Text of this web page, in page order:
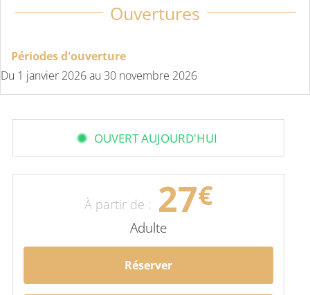
Ouvertures
Périodes d'ouverture
Du 1 janvier 2026au 30 novembre 2026
OUVERT AUJOURD'HUI
À partir de : 27€
Adulte
Réserver